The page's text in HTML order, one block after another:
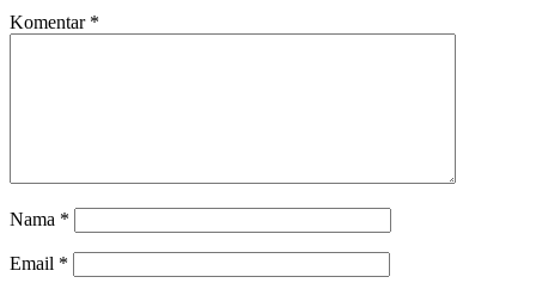
Komentar *
Nama *
Email *